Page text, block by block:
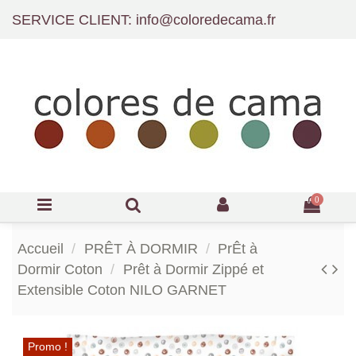
SERVICE CLIENT: info@coloredecama.fr
0
Accueil PRÊT À DORMIR
PrÊt à
Dormir Coton
Prêt à Dormir Zippé et
Extensible Coton NILO GARNET
Promo !